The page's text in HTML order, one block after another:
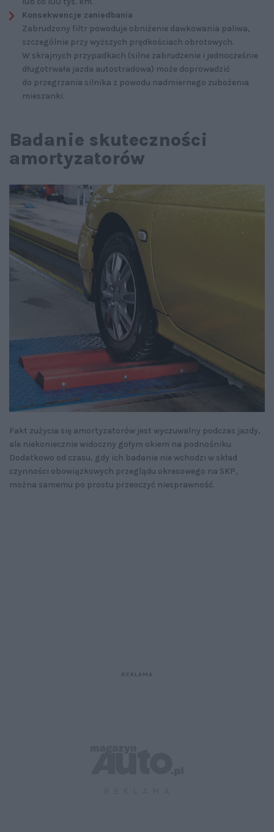
Konsekwencje zaniedbania
Zabrudzony filtr powoduje obniżenie dawkowania paliwa,
szczególnie przy wyższych prędkościach obrotowych.
W skrajnych przypadkach (silne zabrudzenie i jednocześnie
długotrwała jazda autostradowa) może doprowadzić
do przegrzania silnika z powodu nadmiernego zubożenia
mieszanki.
Badanie skuteczności
amortyzatorów
Fakt zużycia się amortyzatorów jest wyczuwalny podczas jazdy,
ale niekoniecznie widoczny gołym okiem na podnośniku.
Dodatkowo od czasu, gdy ich badanie nie wchodzi w skład
czynności obowiązkowych przeglądu okresowego na SKP,
można samemu po prostu przeoczyć niesprawność.